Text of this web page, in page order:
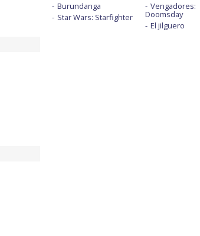
Burundanga
Star Wars: Starfighter
Vengadores:
Doomsday
El jilguero